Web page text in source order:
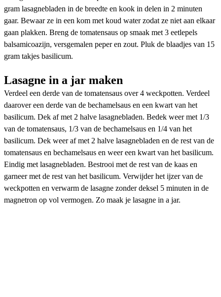
gram lasagnebladen in de breedte en kook in delen in 2 minuten
gaar. Bewaar ze in een kom met koud water zodat ze niet aan elkaar
gaan plakken. Breng de tomatensaus op smaak met 3 eetlepels
balsamicoazijn, versgemalen peper en zout. Pluk de blaadjes van 15
gram takjes basilicum.
Lasagne in a jar maken
Verdeel een derde van de tomatensaus over 4 weckpotten. Verdeel
daarover een derde van de bechamelsaus en een kwart van het
basilicum. Dek af met 2 halve lasagnebladen. Bedek weer met 1/3
van de tomatensaus, 1/3 van de bechamelsaus en 1/4 van het
basilicum. Dek weer af met 2 halve lasagnebladen en de rest van de
tomatensaus en bechamelsaus en weer een kwart van het basilicum.
Eindig met lasagnebladen. Bestrooi met de rest van de kaas en
garneer met de rest van het basilicum. Verwijder het ijzer van de
weckpotten en verwarm de lasagne zonder deksel 5 minuten in de
magnetron op vol vermogen. Zo maak je lasagne in a jar.